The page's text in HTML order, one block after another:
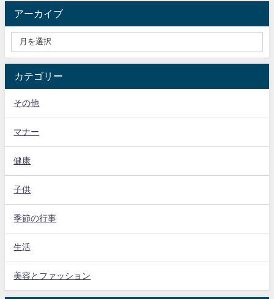
アーカイブ
カテゴリー
その他
マナー
健康
子供
季節の行事
生活
美容とファッション